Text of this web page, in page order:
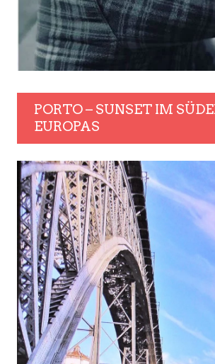
PORTO – SUNSET IM
EUROPAS